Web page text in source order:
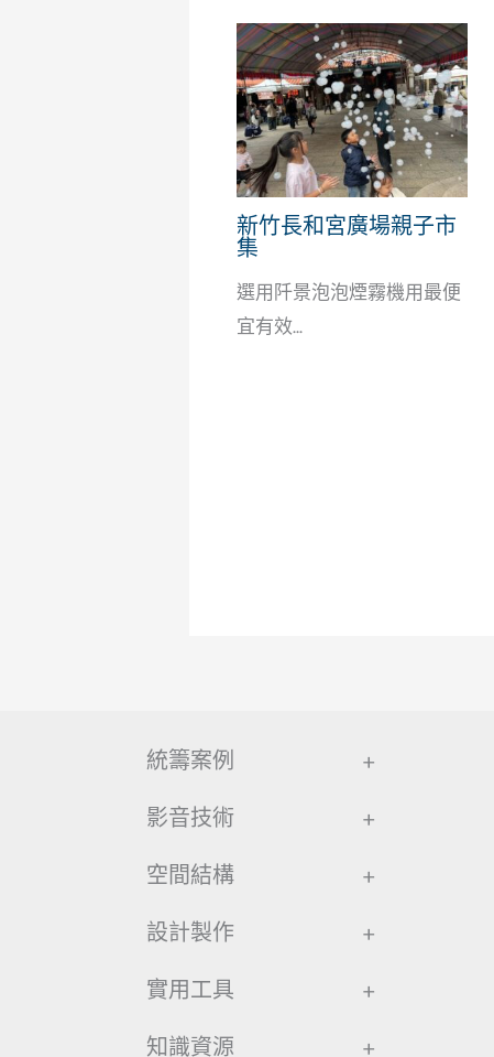
新竹長和宮廣場親子市
集
選用阡景泡泡煙霧機用最便
宜有效...
統籌案例 +
影音技術 +
空間結構 +
設計製作 +
實用工具 +
知識資源 +